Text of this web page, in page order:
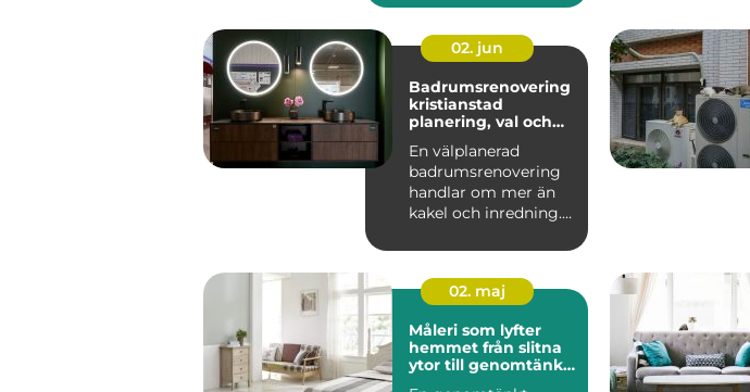
02. jun
Badrumsrenovering
kristianstad
planering, val och
En välplanerad
badrumsrenovering
handlar om mer än
kakel och inredning.
Kristia...
02. maj
Måleri som lyfter
hemmet från slitna
ytor till genomtänkt